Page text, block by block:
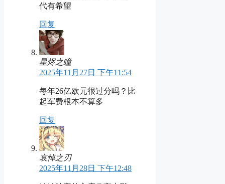
代有希望
回复
星烬之瞳
2025年11月27日 下午11:54
每年26亿欧元很过分吗？比
起军费根本不算多
回复
哀悼之刃
2025年11月28日 下午12:48